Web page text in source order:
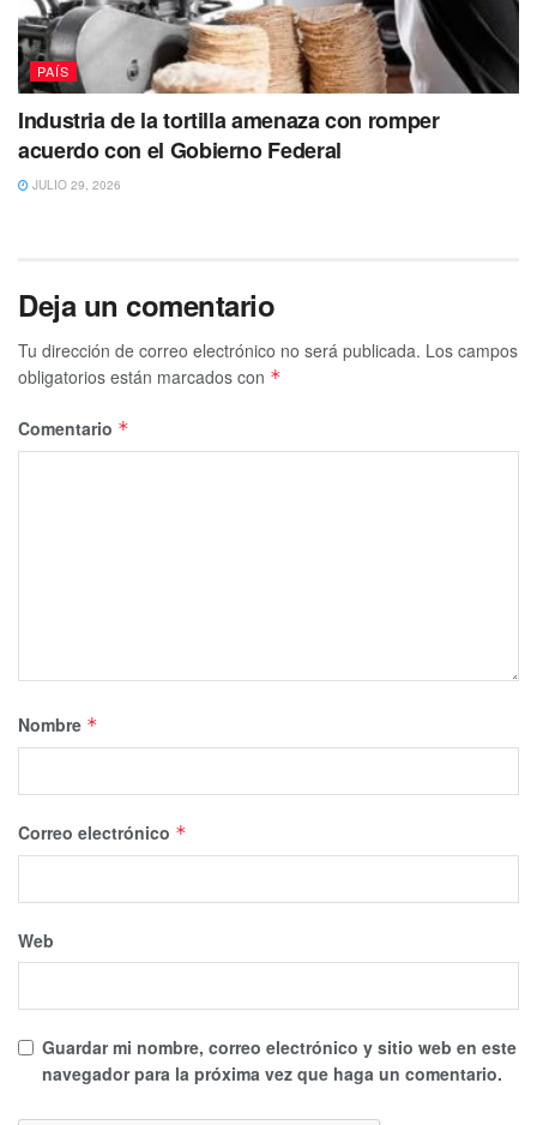
PAÍS
Industria de la tortilla amenaza con romper
acuerdo con el Gobierno Federal
JULIO 29, 2026
Deja un comentario
Tu dirección de correo electrónico no será publicada. Los campos
obligatorios están marcados con *
Comentario *
Nombre *
Correo electrónico *
Web
Guardar mi nombre, correo electrónico y sitio web en este
navegador para la próxima vez que haga un comentario.